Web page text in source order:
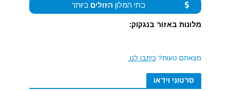
בתי המלון הזולים ביותר
מלונות באזור בנגקוק:
מצאתם טעות? כיתבו לנו.
סרטוני וידאו